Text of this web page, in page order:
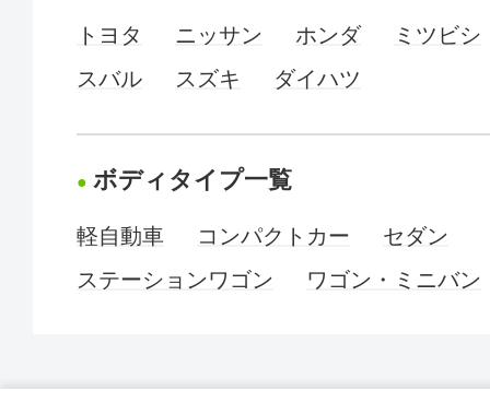
トヨタ ニッサン ホンダ
ミツビシ
スバル
スズキ ダイハツ
ボディタイプ一覧
軽自動車 コンパクトカー
セダン
ステーションワゴン
ワゴン・ミニバン